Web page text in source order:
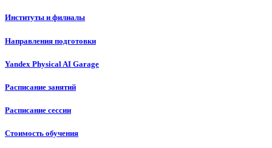
Институты и филиалы
Направления подготовки
Yandex Physical AI Garage
Расписание занятий
Расписание сессии
Стоимость обучения